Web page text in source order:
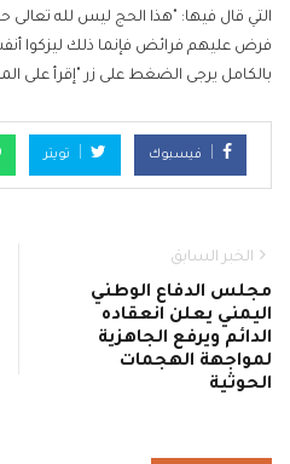
التي قال فيها: "هذا الحج ليس لله تعالى
فرض عليهم فرائض فإنما ذلك ليزكوا
بالكامل يرجى الضغط على زر "إقرأ على
فيسبوك تويتر
الخبر السابق
مجلس الدفاع الوطني
اليمني يعلن انعقاده
الدائم ويرفع الجاهزية
لمواجهة الهجمات
الحوثية